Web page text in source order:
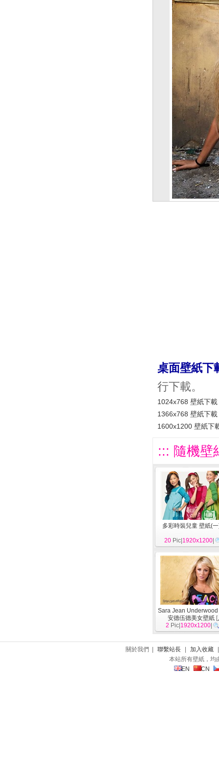
桌面壁紙下
行下載。
1024x768 壁紙下載
1366x768 壁紙下載
1600x1200 壁紙下
::: 隨機壁
多彩時裝兒童 壁紙(
20 Pic| 1920x1200
Sara Jean Underwood
安德伍德美女壁紙 [
2 Pic| 1920x1200
關於我們 | 聯繫站長 加入收藏
本站所有壁紙，均
EN
CN